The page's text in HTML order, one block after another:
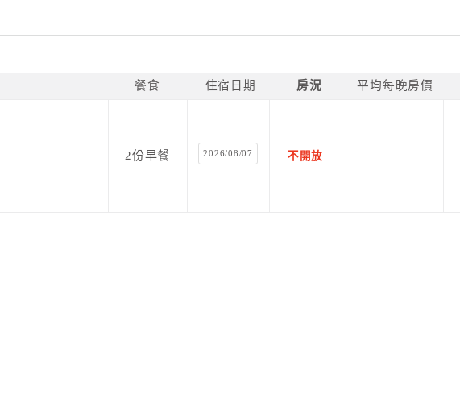
餐食 住宿日期 房況 平均每晚房價
2份早餐 2026/08/07 不開放